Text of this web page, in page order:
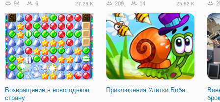
94 6 27.23 K
Возвращение в новогоднюю
страну
209 14 25.82 K
Приключения Улитки Боба